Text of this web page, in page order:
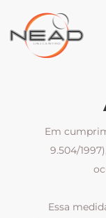
Em
9.504/
Essa